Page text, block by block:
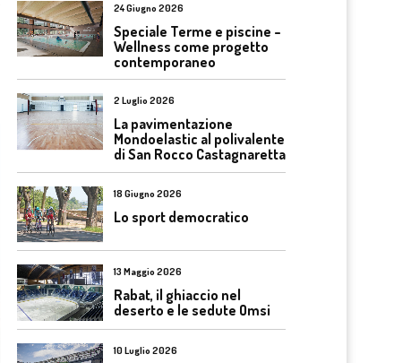
24 Giugno 2026
Speciale Terme e piscine –
Wellness come progetto
contemporaneo
2 Luglio 2026
La pavimentazione
Mondoelastic al polivalente
di San Rocco Castagnaretta
18 Giugno 2026
Lo sport democratico
13 Maggio 2026
Rabat, il ghiaccio nel
deserto e le sedute Omsi
10 Luglio 2026